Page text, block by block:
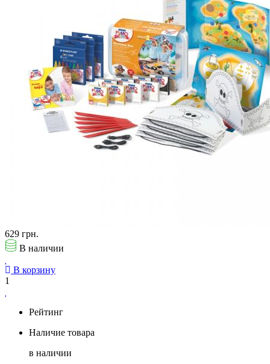
629 грн.
В наличии
В корзину
1
Рейтинг
Наличие товара
в наличии